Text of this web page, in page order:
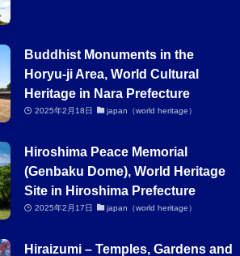
Buddhist Monuments in the
Horyu-ji Area, World Cultural
Heritage in Nara Prefecture
2025年2月18日 japan（world heritage）
Hiroshima Peace Memorial
(Genbaku Dome), World Heritage
Site in Hiroshima Prefecture
2025年2月17日 japan（world heritage）
Hiraizumi – Temples, Gardens and